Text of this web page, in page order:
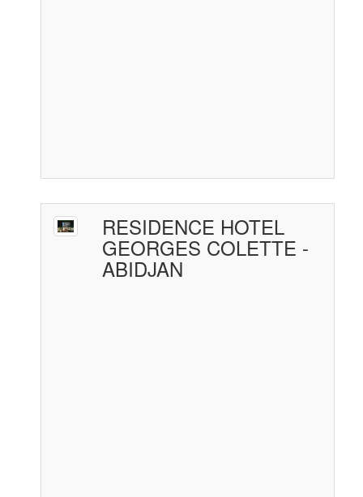
RESIDENCE HOTEL
GEORGES COLETTE -
ABIDJAN